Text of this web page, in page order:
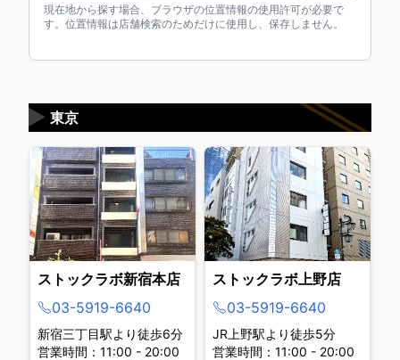
現在地から探す場合、ブラウザの位置情報の使用許可が必要で
す。位置情報は店舗検索のためだけに使用し、保存しません。
東京
▶
ストックラボ新宿本店
03-5919-6640
新宿三丁目駅より徒歩6分
営業時間：11:00 - 20:00
ストックラボ上野店
03-5919-6640
JR上野駅より徒歩5分
営業時間：11:00 - 20:00